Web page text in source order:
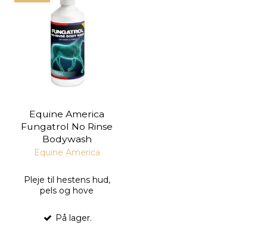
Equine America
Fungatrol No Rinse
Bodywash
Equine America
Pleje til hestens hud,
pels og hove
På lager.